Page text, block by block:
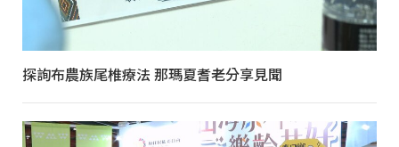
探詢布農族尾椎療法 那瑪夏耆老分享見聞